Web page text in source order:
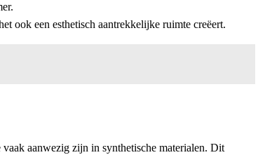
ook een esthetisch aantrekkelijke ruimte creëert.
aanwezig zijn in synthetische materialen. Dit